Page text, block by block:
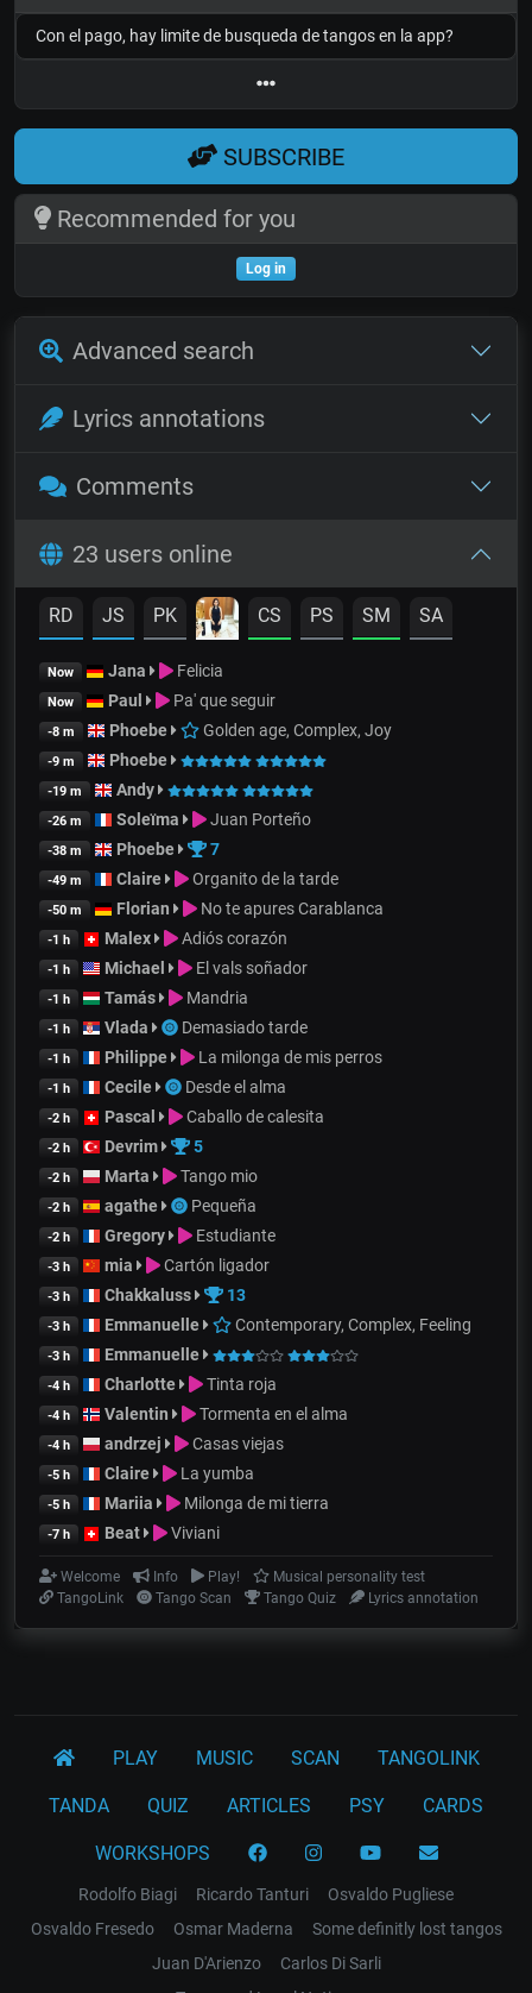
Con el pago, hay limite de busqueda de tangos en la app?
SUBSCRIBE
Recommended for you
Log in
Advanced search
Lyrics annotations
Comments
23 users online
RD JS PK CS PS SM SA
Now Jana Felicia
Now Paul Pa' que seguir
-8 m Phoebe Golden age, Complex, Joy
-9 m Phoebe
-19 m Andy
-26 m Soleïma Juan Porteño
-38 m Phoebe 7
-49 m Claire Organito de la tarde
-50 m Florian No te apures Carablanca
-1 h Malex Adiós corazón
-1 h Michael El vals soñador
-1 h Tamás Mandria
-1 h Vlada Demasiado tarde
-1 h Philippe La milonga de mis perros
-1 h Cecile Desde el alma
-2 h Pascal Caballo de calesita
-2 h Devrim 5
-2 h Marta Tango mio
-2 h agathe Pequeña
-2 h Gregory Estudiante
-3 h mia Cartón ligador
-3 h Chakkaluss 13
-3 h Emmanuelle Contemporary, Complex, Feeling
-3 h Emmanuelle
-4 h Charlotte Tinta roja
-4 h Valentin Tormenta en el alma
-4 h andrzej Casas viejas
-5 h Claire La yumba
-5 h Mariia Milonga de mi tierra
-7 h Beat Viviani
Welcome Info Play!
Musical personality test
TangoLink
Tango Scan Tango Quiz Lyrics annotation
PLAY MUSIC SCAN TANGOLINK
TANDA QUIZ ARTICLES PSY CARDS
WORKSHOPS
Rodolfo Biagi Ricardo Tanturi
Osvaldo Pugliese
Osvaldo Fresedo
Osmar Maderna
Some definitly lost tangos
Juan D'Arienzo
Carlos Di Sarli